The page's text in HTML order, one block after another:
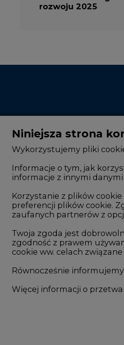
CIRE - kim jesteśmy
Reklamuj się na CIRE
Patronat medialny CIRE
ARE - wydawca portalu
Zasady korzystania z
Kontakt
Niniejsza strona
Wykorzystujemy pliki
Informacje o tym, jak
Korzystanie z plików
zaufanych partnerów z
Twoja zgoda jest
cookie ww. celach
Równocześnie
Więcej informacji o